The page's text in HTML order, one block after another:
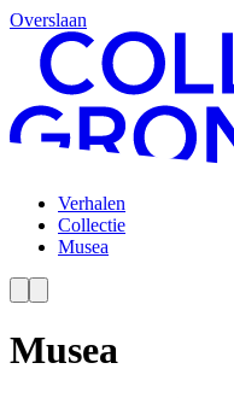
Overslaan
Verhalen
Collectie
Musea
Musea